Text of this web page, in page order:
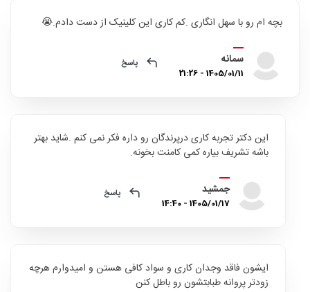
بچه ام رو با سهل انگاری .کم کاری این کلینیک از دست دادم.😭
سمانه
1405/01/11 - 21:26
پاسخ
این دکتر تجربه کاری درپرندگان رو داره فکر نمی کنم .شاید بهتر
باشه تشریف بیاره کمی کامنت بخونه.
جمشید
1405/01/17 - 14:40
پاسخ
ایشون فاقد وجدان کاری و سواد کافی هستن و امیدوارم هرچه
زودتر پروانه طبابتشون رو باطل کنن